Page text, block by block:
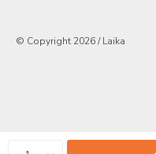
© Copyright 2026 / Laika